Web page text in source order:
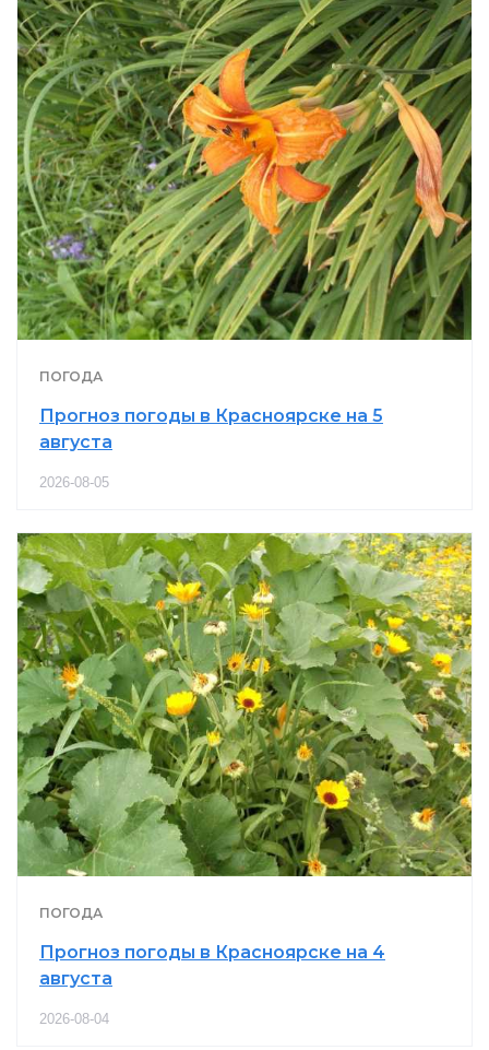
ПОГОДА
Прогноз погоды в Красноярске на 5
августа
2026-08-05
ПОГОДА
Прогноз погоды в Красноярске на 4
августа
2026-08-04